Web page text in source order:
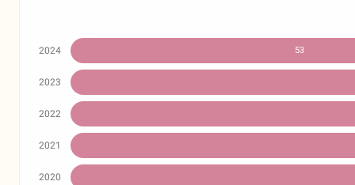
2024
53
2023
2022
2021
2020